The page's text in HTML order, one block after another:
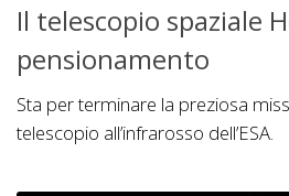
Il telescopio spaziale
pensionamento
Sta per terminare la preziosa
telescopio all’infrarosso dell’ESA.